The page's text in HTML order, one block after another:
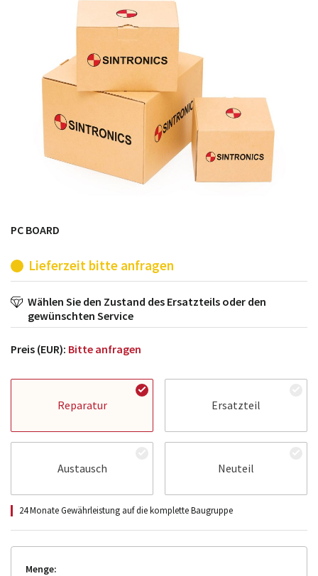
möglich. SINTRONICS ist dann ihr Partner, der
entweder die alten Baugruppen technisch hochwertig
repariert oder ihnen die abgekündigten Baugruppen
aus dem eigenen Lager ersetzt.
PC BOARD
Lieferzeit bitte anfragen
Wählen Sie den Zustand des Ersatzteils oder den
gewünschten Service
Preis (EUR): Bitte anfragen
Reparatur Ersatzteil
Austausch Neuteil
24 Monate Gewährleistung auf die komplette Baugruppe
Menge: